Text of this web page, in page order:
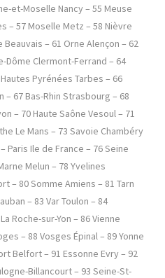
et-Moselle Nancy – 55 Meuse
– 57 Moselle Metz – 58 Nièvre
– 61 Orne Alençon – 62
Dôme Clermont-Ferrand – 64
Pyrénées Tarbes – 66
67 Bas-Rhin Strasbourg – 68
– 70 Haute Saône Vesoul – 71
Le Mans – 73 Savoie Chambéry
Paris Ile de France – 76 Seine
Melun – 78 Yvelines
– 80 Somme Amiens – 81 Tarn
– 83 Var Toulon – 84
Roche-sur-Yon – 86 Vienne
– 88 Vosges Épinal – 89 Yonne
Belfort – 91 Essonne Evry – 92
Billancourt – 93 Seine-St-